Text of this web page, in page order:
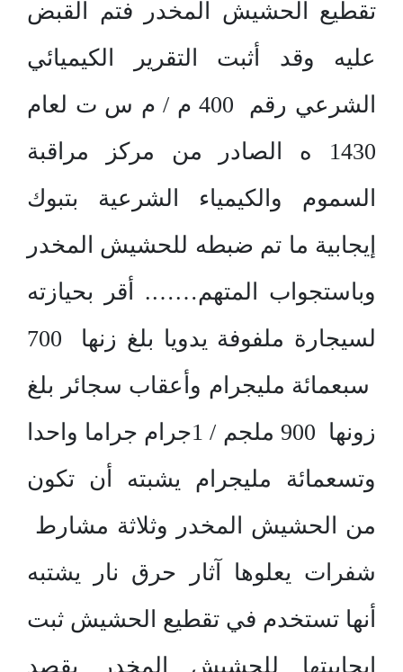
تقطيع الحشيش المخدر فتم القبض
عليه وقد أثبت التقرير الكيميائي
الشرعي رقم 400 م / م س ت لعام
1430 ه الصادر من مركز مراقبة
السموم والكيمياء الشرعية بتبوك
إيجابية ما تم ضبطه للحشيش المخدر
وباستجواب المتهم……. أقر بحيازته
لسيجارة ملفوفة يدويا بلغ زنها 700
سبعمائة مليجرام وأعقاب سجائر بلغ
زونها 900 ملجم / 1جرام جراما واحدا
وتسعمائة مليجرام يشبته أن تكون
من الحشيش المخدر وثلاثة مشارط
شفرات يعلوها آثار حرق نار يشتبه
أنها تستخدم في تقطيع الحشيش ثبت
إيجابيتها للحشيش المخدر بقصد